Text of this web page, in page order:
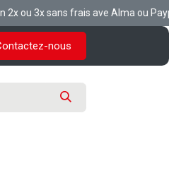
ou 3x sans frais ave Alma ou Paypal
nous